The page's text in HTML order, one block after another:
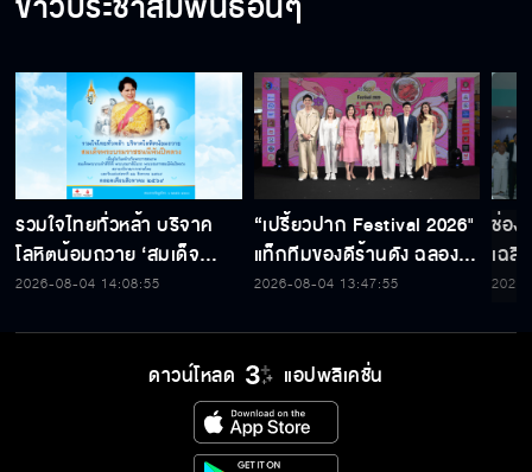
รวมใจไทยทั่วหล้า บริจาค
โลหิตน้อมถวาย ‘สมเด็จ
พระบรมราชชนนีพันปีหลวง’
ระลึก 80 พรรษาฯ อันทรง
2026-08-04 14:08:55
“เปรี้ยวปาก Festival 2026"
แท็กทีมของดีร้านดัง ฉลอง
ก้าวสู่ปีที่ 23
2026-08-04 13:47:55
ช่อง
เฉลิ
สมเ
พระ
ดาวน์โหลด แอปพลิเคชั่น